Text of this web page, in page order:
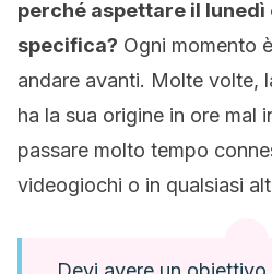
perché aspettare il lunedì
specifica? Ogni momento
andare avanti. Molte volte,
ha la sua origine in ore mal
passare molto tempo
videogiochi o in qualsiasi